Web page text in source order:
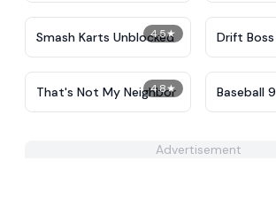
4.5★
Smash Karts Unblocked Drift Boss
4.8★
That's Not My Neighbor Baseball 9
Advertisement